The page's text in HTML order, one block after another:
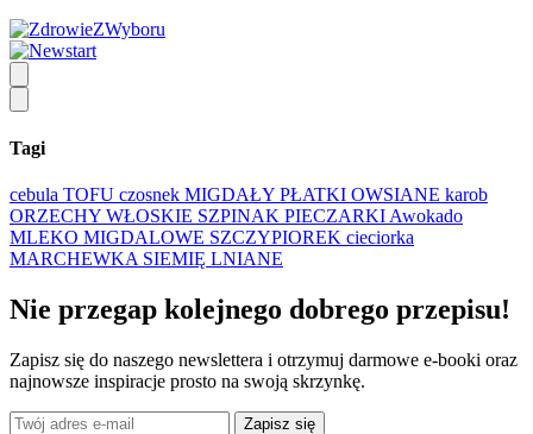
Tagi
cebula TOFU czosnek MIGDAŁY PŁATKI OWSIANE karob
ORZECHY WŁOSKIE SZPINAK PIECZARKI Awokado
MLEKO MIGDALOWE SZCZYPIOREK cieciorka
MARCHEWKA SIEMIĘ LNIANE
Nie przegap kolejnego dobrego przepisu!
Zapisz się do naszego newslettera i otrzymuj darmowe e-booki oraz
najnowsze inspiracje prosto na swoją skrzynkę.
Zapisz się